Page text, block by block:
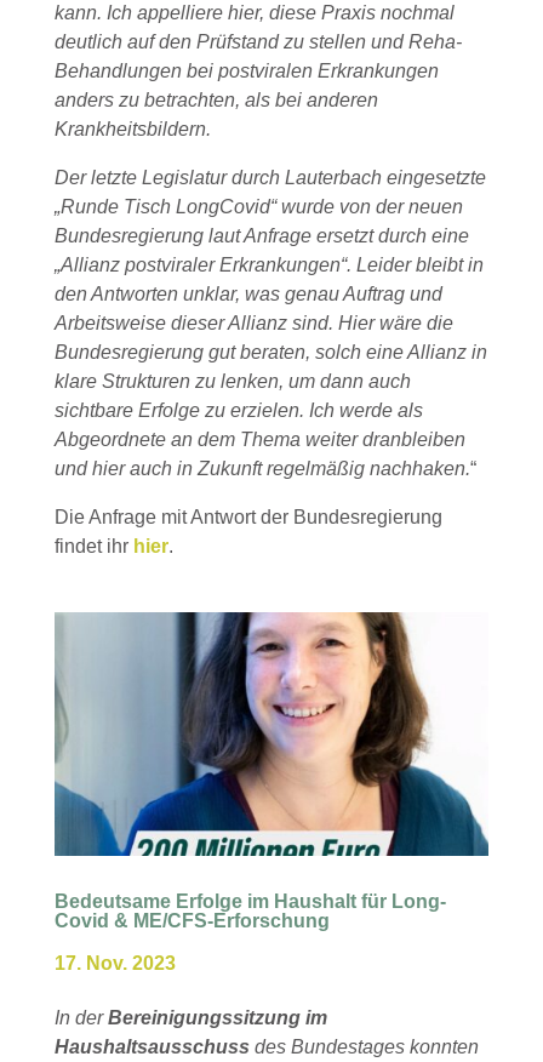
kann. Ich appelliere hier, diese Praxis nochmal
deutlich auf den Prüfstand zu stellen und Reha-
Behandlungen bei postviralen Erkrankungen
anders zu betrachten, als bei anderen
Krankheitsbildern.
Der letzte Legislatur durch Lauterbach eingesetzte
„Runde Tisch LongCovid“ wurde von der neuen
Bundesregierung laut Anfrage ersetzt durch eine
„Allianz postviraler Erkrankungen“. Leider bleibt in
den Antworten unklar, was genau Auftrag und
Arbeitsweise dieser Allianz sind. Hier wäre die
Bundesregierung gut beraten, solch eine Allianz in
klare Strukturen zu lenken, um dann auch
sichtbare Erfolge zu erzielen. Ich werde als
Abgeordnete an dem Thema weiter dranbleiben
und hier auch in Zukunft regelmäßig nachhaken.“
Die Anfrage mit Antwort der Bundesregierung
findet ihr hier.
Bedeutsame Erfolge im Haushalt für Long-
Covid & ME/CFS-Erforschung
17. Nov. 2023
In derBereinigungssitzung im
Haushaltsausschuss des Bundestages konnten